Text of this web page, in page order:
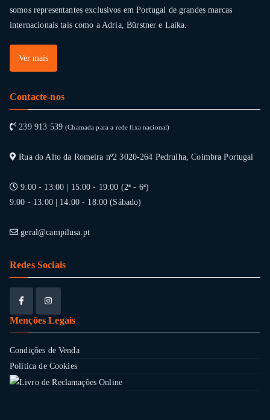
somos representantes exclusivos em Portugal de grandes marcas
internacionais tais como a Adria, Bürstner e Laika.
Ver mais
Contacte-nos
239 913 539(Chamada para a rede fixa nacional)
Rua do Alto da Romeira nº2 3020-264 Pedrulha, Coimbra Portugal
9:00 - 13:00 | 15:00 - 19:00 (2ª - 6ª)
9:00 - 13:00 | 14:00 - 18:00 (Sábado)
geral@campilusa.pt
Redes Sociais
Menções Legais
Condições de Venda
Política de Cookies